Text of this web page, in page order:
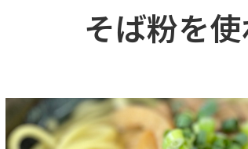
そば粉を